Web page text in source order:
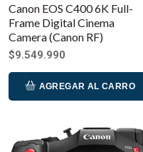
Canon EOS C400 6K Full-
Frame Digital Cinema
Camera (Canon RF)
$9.549.990
AGREGAR AL CARRO